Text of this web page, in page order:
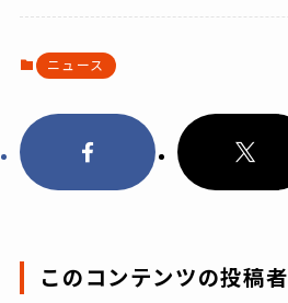
ニュース
このコンテンツの投稿者